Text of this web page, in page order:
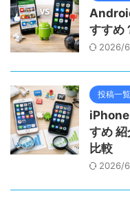
すすめ
2026/
投稿一覧
すめ
比較
2026/